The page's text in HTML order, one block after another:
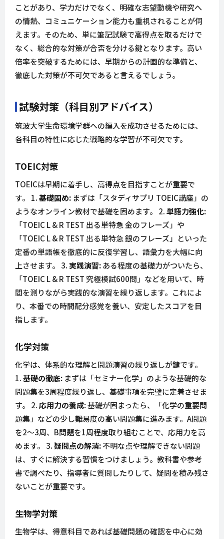
ことがあり、学力だけでなく、明確な志望動機や研究へ
の情熱、コミュニケーション能力も重視されることが伺
えます。そのため、単に筆記試験で高得点を取るだけで
なく、総合的な対策が合否を分ける鍵となります。高い
倍率を突破するためには、早期からの計画的な準備と、
徹底した対策が不可欠であると言えるでしょう。
試験対策（科目別アドバイス）
筑波大学生命環境学群への編入を成功させるためには、
各科目の特性に応じた戦略的な学習が不可欠です。
TOEIC対策
TOEICは早期に着手し、高得点を目指すことが重要で
す。 1.基礎固め: まずは「スタディサプリ TOEIC講座」の
ようなオンライン教材で基礎を固めます。 2.単語力強化:
「TOEIC L & R TEST 出る単特急 金のフレーズ」や
「TOEIC L & R TEST 出る単特急 銀のフレーズ」といった
定番の単語帳を徹底的に反復学習し、語彙力を大幅に向
上させます。 3. 実践演習:ある程度の基礎力がついたら、
「TOEIC L & R TEST 究極模試600問」などを用いて、時
間を測りながら実践的な演習を繰り返します。これによ
り、本番での時間配分感覚を養い、安定したスコアを目
指します。
化学対策
化学は、体系的な理解と問題演習の繰り返しが鍵です。
1.基礎の徹底: まずは「セミナー化学」のような基礎的な
問題集を3周程度繰り返し、基礎事項を完璧に定着させま
す。 2.応用力の養成:基礎が固まったら、「化学の重要問
題集」などの少し難易度の高い問題集に進みます。A問題
を2～3周、B問題を1周程度取り組むことで、応用力を高
めます。 3.疑問点の解消:不明な点や理解できない問題
は、すぐに解決する習慣をつけましょう。教科書や参考
書で調べたり、指導者に質問したりして、疑問を積み残さ
ないことが重要です。
生物学対策
生物学は、得意科目であれば基礎問題の確認を中心に効